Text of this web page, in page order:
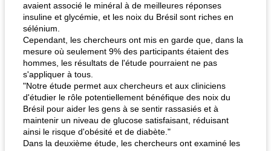
avaient associé le minéral à de meilleures réponses
insuline et glycémie, et les noix du Brésil sont riches en
sélénium.
Cependant, les chercheurs ont mis en garde que, dans la
mesure où seulement 9% des participants étaient des
hommes, les résultats de l'étude pourraient ne pas
s'appliquer à tous.
"Notre étude permet aux chercheurs et aux cliniciens
d'étudier le rôle potentiellement bénéfique des noix du
Brésil pour aider les gens à se sentir rassasiés et à
maintenir un niveau de glucose satisfaisant, réduisant
ainsi le risque d'obésité et de diabète."
Dans la deuxième étude, les chercheurs ont examiné les